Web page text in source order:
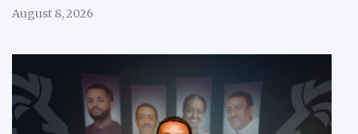
August 8, 2026